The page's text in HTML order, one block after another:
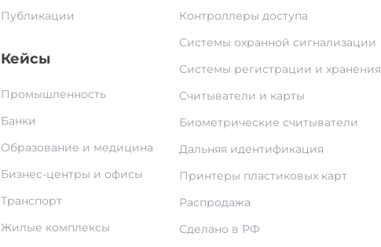
Публикации
Кейсы
Промышленность
Банки
Образование и медицина
Бизнес-центры и офисы
Транспорт
Жилые комплексы
Контроллеры доступа
Системы охранной сигнализации
Системы регистрации и хранения
Считыватели и карты
Биометрические считыватели
Дальняя идентификация
Принтеры пластиковых карт
Распродажа
Сделано в РФ